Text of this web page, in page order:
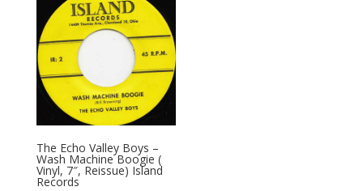
The Echo Valley Boys –
Wash Machine Boogie (
Vinyl, 7″, Reissue) Island
Records